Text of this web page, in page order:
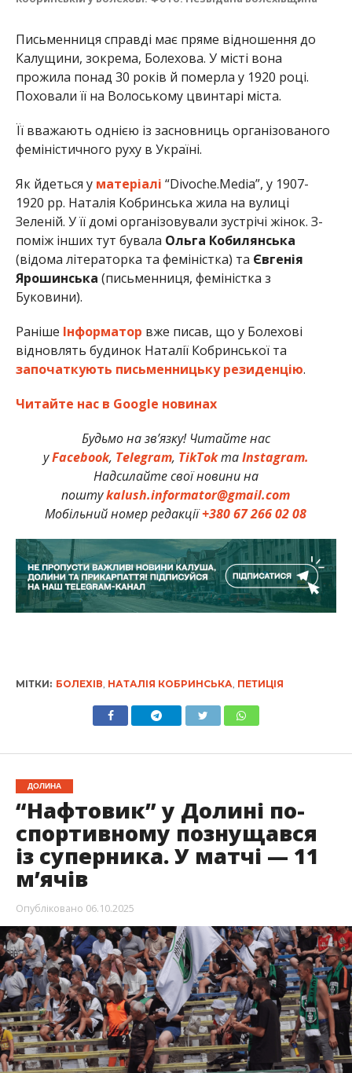
Письменниця справді має пряме відношення до
Калущини, зокрема, Болехова. У місті вона
прожила понад 30 років й померла у 1920 році.
Поховали її на Волоському цвинтарі міста.
Її вважають однією із засновниць організованого
феміністичного руху в Україні.
Як йдеться у матеріалі “Divoche.Media”, у 1907-
1920 рр. Наталія Кобринська жила на вулиці
Зеленій. У її домі організовували зустрічі жінок. З-
поміж інших тут бувала Ольга Кобилянська
(відома літераторка та феміністка) та Євгенія
Ярошинська (письменниця, феміністка з
Буковини).
Раніше Інформатор вже писав, що у Болехові
відновлять будинок Наталії Кобринської та
започаткують письменницьку резиденцію.
Читайте нас в Google новинах
Будьмо на зв’язку! Читайте нас
уFacebook, Telegram, TikTokтаInstagram.
Надсилайте свої новини на
поштуkalush.informator@gmail.com
Мобільний номер редакції+380 67 266 02 08
МІТКИ: БОЛЕХІВ НАТАЛІЯ КОБРИНСЬКА ПЕТИЦІЯ
ДОЛИНА
“Нафтовик” у Долині по-
спортивному познущався
із суперника. У матчі — 11
мʼячів
Опубліковано 06.10.2025